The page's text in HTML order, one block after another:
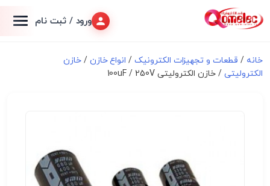
ورود / ثبت نام
خانه / قطعات و تجهیزات الکترونیک/ انواع خازن /خازن
الکترولیتی / خازن الکترولیتی 100uF / 250V